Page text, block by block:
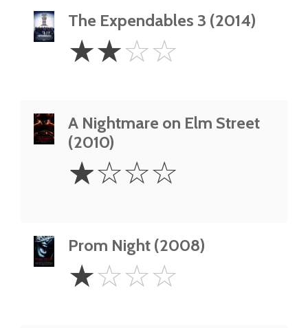
The Expendables 3 (2014)
Stars
☆☆☆☆
A Nightmare on Elm Street
(2010)
Star
☆☆☆☆
Prom Night (2008)
Star
☆☆☆☆